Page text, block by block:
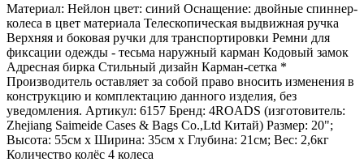
Материал: Нейлон цвет: синий Оснащение: двойные спиннер-
колеса в цвет материала Телескопическая выдвижная ручка
Верхняя и боковая ручки для транспортировки Ремни для
фиксации одежды - тесьма наружный карман Кодовый замок
Адресная бирка Стильный дизайн Карман-сетка *
Производитель оставляет за собой право вносить изменения в
конструкцию и комплектацию данного изделия, без
уведомления. Артикул: 6157 Бренд: 4ROADS (изготовитель:
Zhejiang Saimeide Cases & Bags Co.,Ltd Китай) Размер: 20";
Высота: 55см х Ширина: 35см х Глубина: 21см; Вес: 2,6кг
Количество колёс 4 колеса